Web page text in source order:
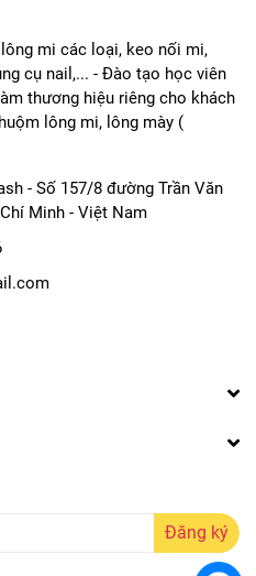
3 thân mi giả.
gắn mi makeup
hãng mở mắt
để hạn chế cay ít nhất có
mặt trời , nơi có nhiệt độ
#clustereyelash
mi các loại, keo nối mi,
cụ nail,... - Đào tạo học viên
thương hiệu riêng cho khách
lông mi, lông mày (
- Số 157/8 đường Trần Văn
Minh - Việt Nam
Đăng ký